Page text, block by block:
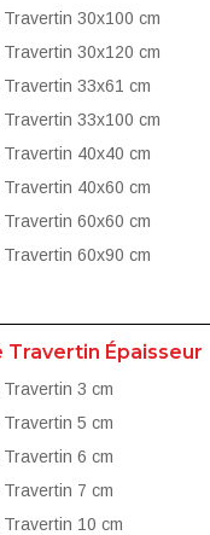
30x100 cm
30x120 cm
33x61 cm
33x100 cm
40x40 cm
40x60 cm
60x60 cm
60x90 cm
Travertin Épaisseur
3 cm
5 cm
6 cm
7 cm
10 cm